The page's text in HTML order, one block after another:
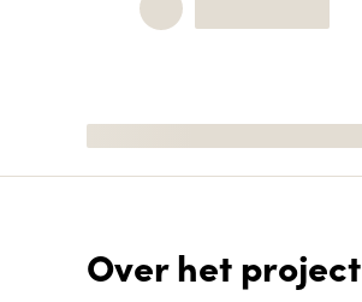
Over het project